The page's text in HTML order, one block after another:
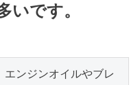
いです。
ンジンオイルやブレ